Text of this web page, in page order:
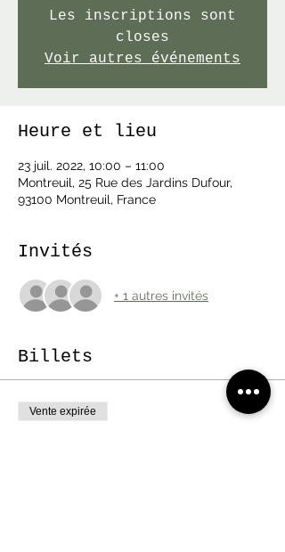
Les inscriptions sont
closes
Voir autres événements
Heure et lieu
23 juil. 2022, 10:00 – 11:00
Montreuil, 25 Rue des Jardins Dufour,
93100 Montreuil, France
Invités
+ 1 autres invités
Billets
Vente expirée